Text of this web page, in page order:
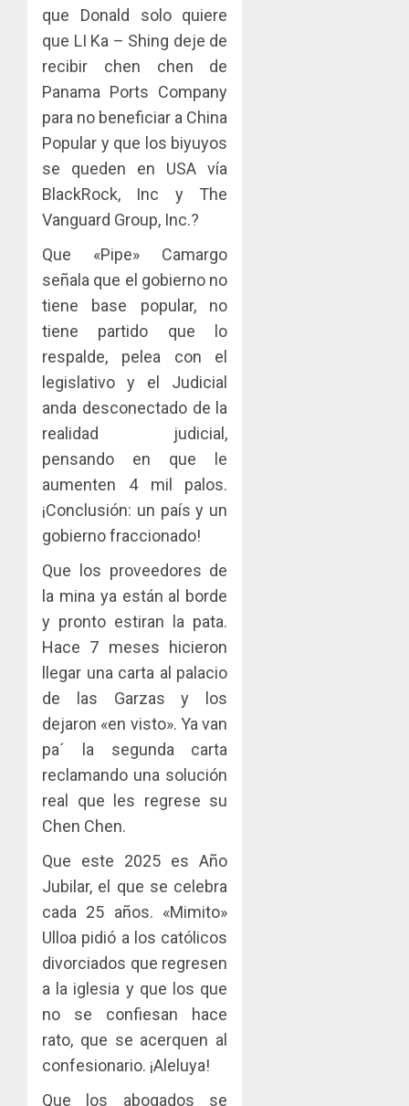
que Donald solo quiere
que LI Ka – Shing deje de
recibir chen chen de
Panama Ports Company
para no beneficiar a China
Popular y que los biyuyos
se queden en USA vía
BlackRock, Inc y The
Vanguard Group, Inc.?
Que «Pipe» Camargo
señala que el gobierno no
tiene base popular, no
tiene partido que lo
respalde, pelea con el
legislativo y el Judicial
anda desconectado de la
realidad judicial,
pensando en que le
aumenten 4 mil palos.
¡Conclusión: un país y un
gobierno fraccionado!
Que los proveedores de
la mina ya están al borde
y pronto estiran la pata.
Hace 7 meses hicieron
llegar una carta al palacio
de las Garzas y los
dejaron «en visto». Ya van
pa´ la segunda carta
reclamando una solución
real que les regrese su
Chen Chen.
Que este 2025 es Año
Jubilar, el que se celebra
cada 25 años. «Mimito»
Ulloa pidió a los católicos
divorciados que regresen
a la iglesia y que los que
no se confiesan hace
rato, que se acerquen al
confesionario. ¡Aleluya!
Que los abogados se